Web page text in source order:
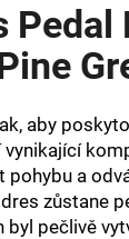
Pedal
aby
vynikající
a
zůstane
pečlivě